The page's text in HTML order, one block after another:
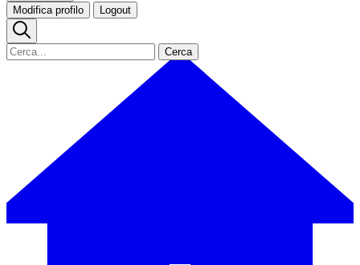
Modifica profilo Logout
Cerca